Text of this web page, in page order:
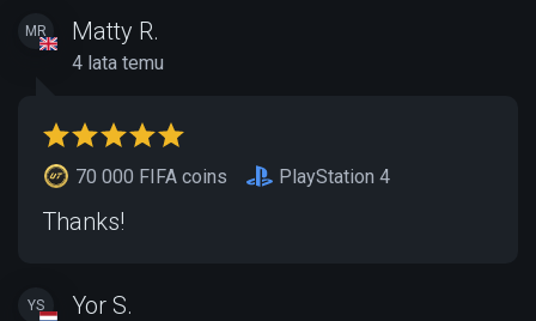
MR Matty R.
4 lata temu
70 000 FIFA coins PlayStation 4
Thanks!
YS Yor S.